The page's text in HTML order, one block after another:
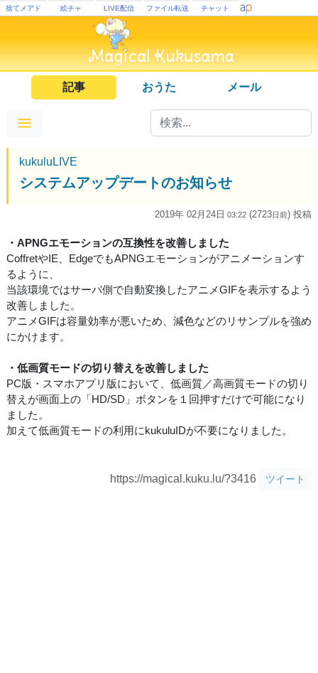
捨てメアド 絵チャ LIVE配信 ファイル転送 チャット
記事 おうた メール
kukuluLIVE
システムアップデートのお知らせ
2019年 02月24日 03:22 (2723日前) 投稿
・APNGエモーションの互換性を改善しました
CoffretやIE、EdgeでもAPNGエモーションがアニメーションす
るように、
当該環境ではサーバ側で自動変換したアニメGIFを表示するよう
改善しました。
アニメGIFは容量効率が悪いため、減色などのリサンプルを強め
にかけます。
・低画質モードの切り替えを改善しました
PC版・スマホアプリ版において、低画質／高画質モードの切り
替えが画面上の「HD/SD」ボタンを１回押すだけで可能になり
ました。
加えて低画質モードの利用にkukuluIDが不要になりました。
https://magical.kuku.lu/?3416 ツイート